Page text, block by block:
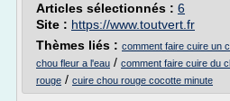
Articles sélectionnés : 6
Site : https://www.toutvert.fr
Thèmes liés : comment faire cuire un
chou fleur a l'eau / comment faire cuire du
rouge / cuire chou rouge cocotte minute